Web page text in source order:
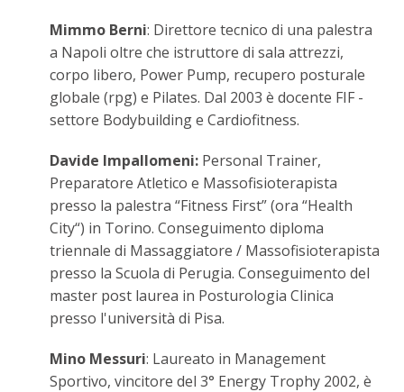
Mimmo Berni: Direttore tecnico di una palestra
a Napoli oltre che istruttore di sala attrezzi,
corpo libero, Power Pump, recupero posturale
globale (rpg) e Pilates. Dal 2003 è docente FIF -
settore Bodybuilding e Cardiofitness.
Davide Impallomeni: Personal Trainer,
Preparatore Atletico e Massofisioterapista
presso la palestra “Fitness First” (ora “Health
City“) in Torino. Conseguimento diploma
triennale di Massaggiatore / Massofisioterapista
presso la Scuola di Perugia. Conseguimento del
master post laurea in Posturologia Clinica
presso l'università di Pisa.
Mino Messuri: Laureato in Management
Sportivo, vincitore del 3° Energy Trophy 2002, è